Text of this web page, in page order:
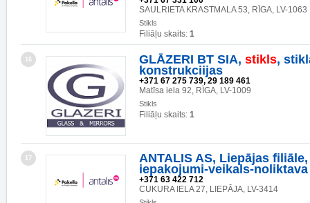
SAULRIETA KRASTMALA 53, RĪGA, LV-1063
Stikls
Filiāļu skaits: 1
16 GLĀZERI BT SIA, stikls,
konstrukciijas
+371 67 275 739, 29 189 461
Matīsa iela 92, RĪGA, LV-1009
Stikls
Filiāļu skaits: 1
17
ANTALIS AS, Liepājas
iepakojumi-veikals-noliktava
+371 63 422 712
CUKURA IELA 27, LIEPĀJA, LV-3414